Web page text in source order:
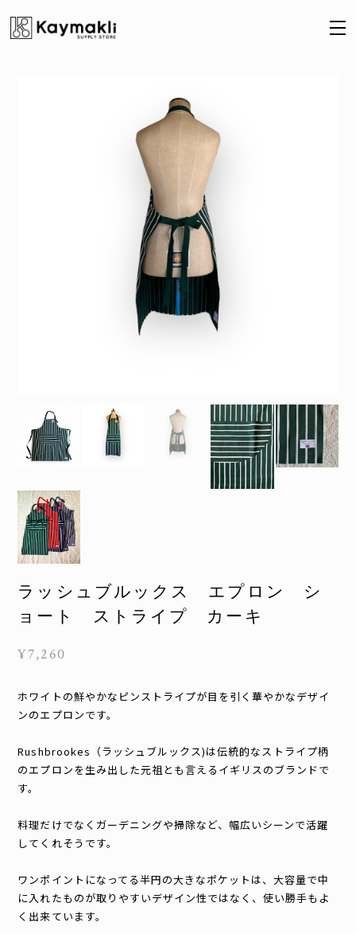
ラッシュブルックス エプロン シ
ョート ストライプ カーキ
¥7,260
ホワイトの鮮やかなピンストライプが目を引く華やかなデザイ
ンのエプロンです。
Rushbrookes（ラッシュブルックス)は伝統的なストライプ柄
のエプロンを生み出した元祖とも言えるイギリスのブランドで
す。
料理だけでなくガーデニングや掃除など、幅広いシーンで活躍
してくれそうです。
ワンポイントになってる半円の大きなポケットは、大容量で中
に入れたものが取りやすいデザイン性ではなく、使い勝手もよ
く出来ています。